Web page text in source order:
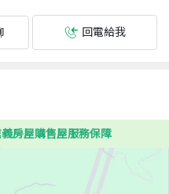
回電給我
房屋購售屋服務保障